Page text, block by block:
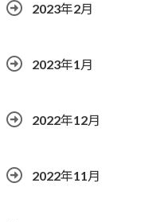
2023年2月
2023年1月
2022年12月
2022年11月